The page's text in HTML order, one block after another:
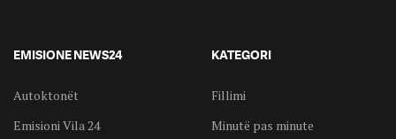
EMISIONE NEWS24
Autoktonët
Emisioni Vila 24
KATEGORI
Fillimi
Minutë pas minute